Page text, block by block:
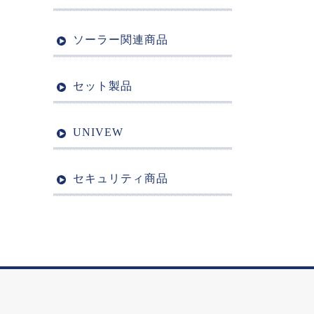
ソーラー関連商品
セット製品
UNIVEW
セキュリティ商品